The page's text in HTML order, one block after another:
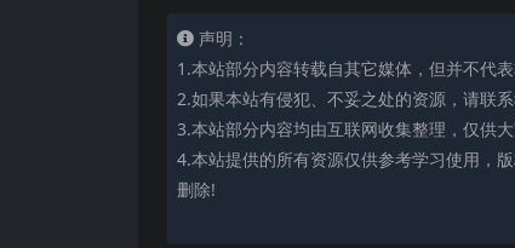
声明：
1.本站部分内容转载自其它媒体，但并不代
2.如果本站有侵犯、不妥之处的资源，请联
3.本站部分内容均由互联网收集整理，仅供
4.本站提供的所有资源仅供参考学习使用，
删除!